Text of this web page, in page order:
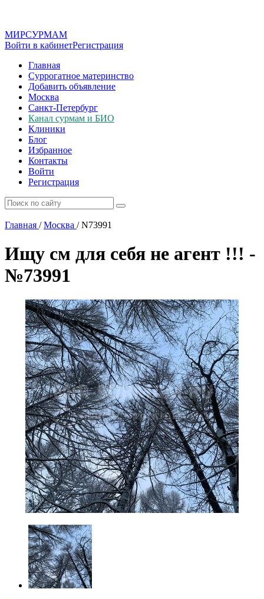
МИРСУРМАМ
Войти в кабинетРегистрация
Главная
Суррогатное материнство
Добавить объявление
Москва
Санкт-Петербург
Канал сурмам и БИО
Клиники
Блог
Избранное
Контакты
Войти
Регистрация
Главная / Москва /N73991
Ищу см для себя не агент !!! -
№73991